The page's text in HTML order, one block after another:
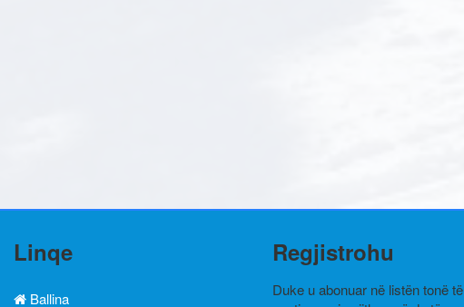
Linqe
Ballina
Regjistrohu
Duke u abonuar në listën tonë të